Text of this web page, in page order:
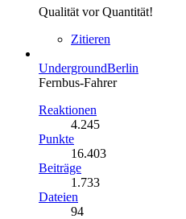
Qualität vor Quantität!
Zitieren
UndergroundBerlin
Fernbus-Fahrer
Reaktionen
4.245
Punkte
16.403
Beiträge
1.733
Dateien
94